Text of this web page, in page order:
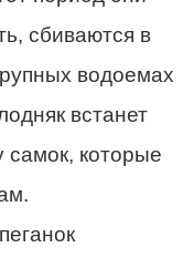
сбиваются в
водоемах
встанет
самок, которые